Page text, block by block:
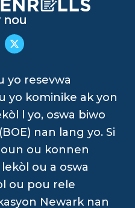
nou
yo resevwa
yo kominike ak yon
l yo, oswa biwo
nan lang yo. Si
ou konnen
ou a oswa
ou pou rele
Newark nan